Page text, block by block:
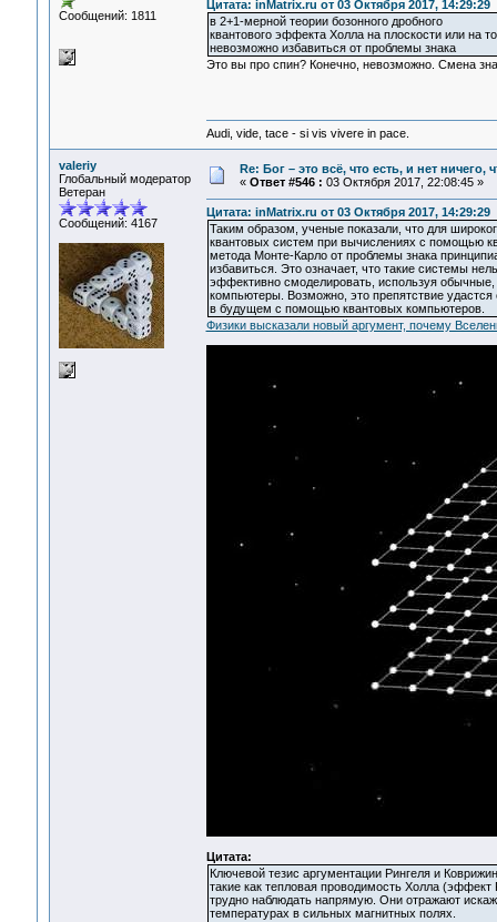
Сообщений: 1811
Цитата: inMatrix.ru от 03 Октября 2017, 14:29:29
в 2+1-мерной теории бозонного дробного
квантового эффекта Холла на плоскости или на
невозможно избавиться от проблемы знака
Это вы про спин? Конечно, невозможно. Смена
Audi, vide, tace - si vis vivere in pace.
valeriy
Глобальный модератор
Ветеран
Сообщений: 4167
Re: Бог – это всё, что есть, и нет
« Ответ #546 : 03 Октября 2017, 22:08:45 »
Цитата: inMatrix.ru от 03 Октября 2017, 14:29:29
Таким образом, ученые показали, что для
квантовых систем при вычислениях с помощью
метода Монте-Карло от проблемы знака
избавиться. Это означает, что такие системы
эффективно смоделировать, используя обычные,
компьютеры. Возможно, это препятствие удастся
в будущем с помощью квантовых компьютеров.
Физики высказали новый аргумент, почему
Цитата:
Ключевой тезис аргументации Рингеля и
такие как тепловая проводимость Холла
трудно наблюдать напрямую. Они отражают
температурах в сильных магнитных полях.